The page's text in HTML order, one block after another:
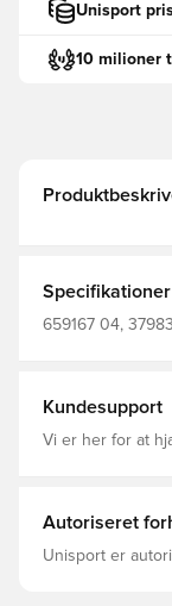
Unisport
10 milioner
Specifikationer
659167 04,
Kundesupport
Vi er her for at
Autoriseret
Unisport er